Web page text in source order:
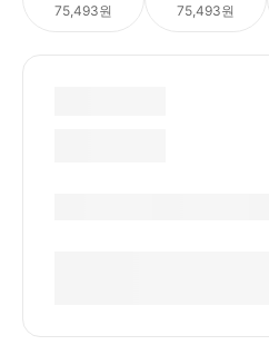
75,493원 75,493원